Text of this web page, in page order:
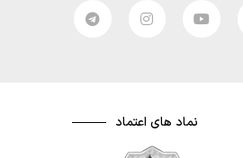
نماد های اعتماد